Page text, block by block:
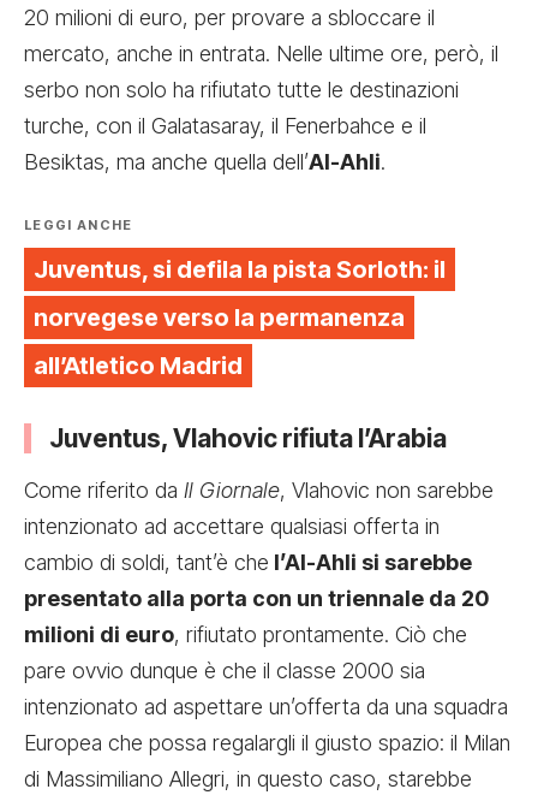
20 milioni di euro, per provare a sbloccare il
mercato, anche in entrata. Nelle ultime ore, però, il
serbo non solo ha rifiutato tutte le destinazioni
turche, con il Galatasaray, il Fenerbahce e il
Besiktas, ma anche quella dell’Al-Ahli.
LEGGI ANCHE
Juventus, si defila la pista Sorloth: il
norvegese verso la permanenza
all’Atletico Madrid
Juventus, Vlahovic rifiuta l’Arabia
Come riferito da Il Giornale, Vlahovic non sarebbe
intenzionato ad accettare qualsiasi offerta in
cambio di soldi, tant’è che l’Al-Ahli si sarebbe
presentato alla porta con un triennale da 20
milioni di euro, rifiutato prontamente. Ciò che
pare ovvio dunque è che il classe 2000 sia
intenzionato ad aspettare un’offerta da una squadra
Europea che possa regalargli il giusto spazio: il Milan
di Massimiliano Allegri, in questo caso, starebbe